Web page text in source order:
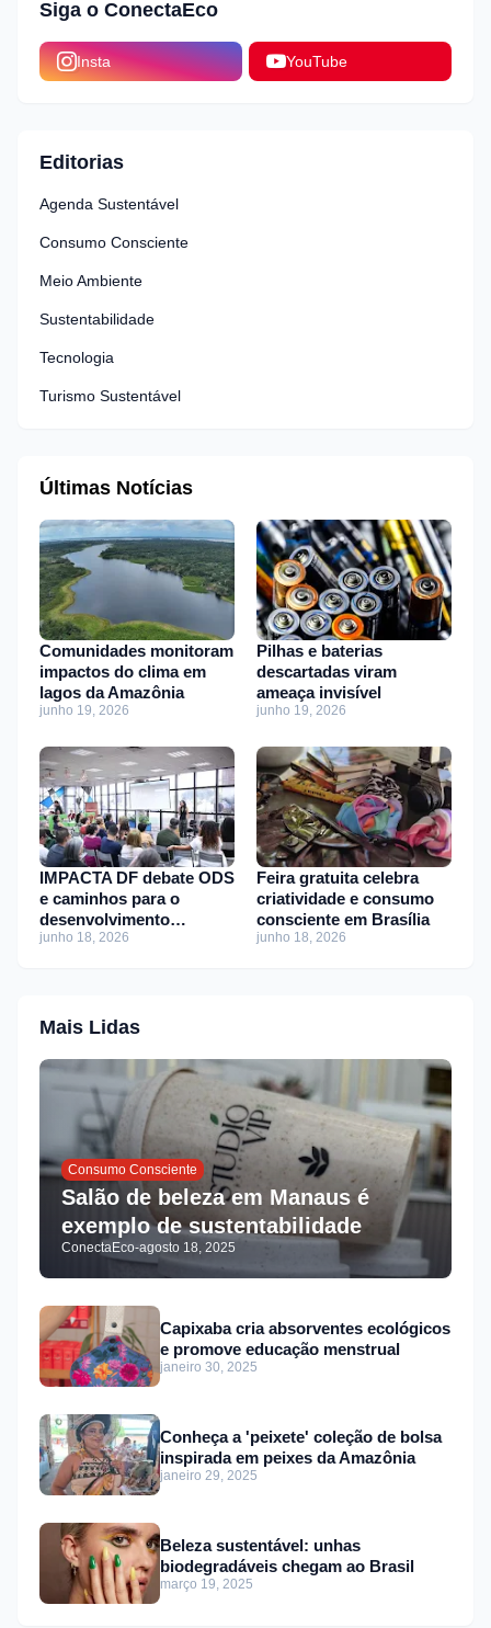
Siga o ConectaEco
Insta YouTube
Editorias
Agenda Sustentável
Consumo Consciente
Meio Ambiente
Sustentabilidade
Tecnologia
Turismo Sustentável
Últimas Notícias
Comunidades monitoram
impactos do clima em
lagos da Amazônia
junho 19, 2026
Pilhas e baterias
descartadas viram
ameaça invisível
junho 19, 2026
IMPACTA DF debate ODS
e caminhos para o
desenvolvimento
sustentável
junho 18, 2026
Feira gratuita celebra
criatividade e consumo
consciente em Brasília
junho 18, 2026
Mais Lidas
Consumo Consciente
Salão de beleza em Manaus é
exemplo de sustentabilidade
ConectaEco-agosto 18, 2025
Capixaba cria absorventes ecológicos
e promove educação menstrual
janeiro 30, 2025
Conheça a 'peixete' coleção de bolsa
inspirada em peixes da Amazônia
janeiro 29, 2025
Beleza sustentável: unhas
biodegradáveis chegam ao Brasil
março 19, 2025